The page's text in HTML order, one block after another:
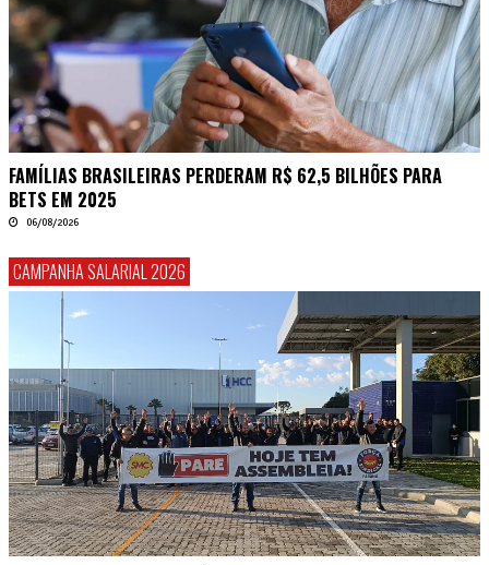
FAMÍLIAS BRASILEIRAS PERDERAM R$ 62,5 BILHÕES PARA
BETS EM 2025
06/08/2026
CAMPANHA SALARIAL 2026